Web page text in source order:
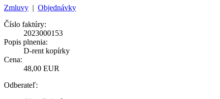
Zmluvy | Objednávky
Číslo faktúry:
2023000153
Popis plnenia:
D-rent kopírky
Cena:
48,00 EUR
Odberateľ: